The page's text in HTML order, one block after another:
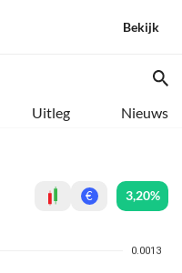
Bekijk
Uitleg Nieuws
€ 3,20%